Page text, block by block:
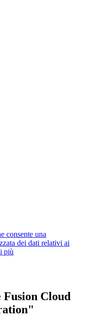
consente una
dei dati relativi ai
più
Cloud